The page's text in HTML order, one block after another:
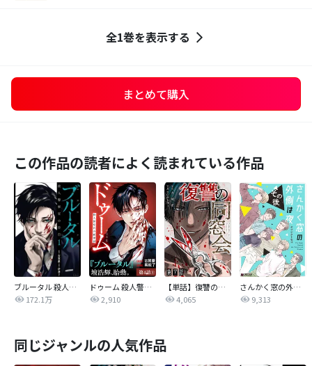
全1巻を表示する
まとめて購入
この作品の読者によく読まれている作品
ブルータル 殺人警察官の告白
172.1万
ドゥーム 殺人警察官の断罪録 分冊版
2,910
【単話】復讐の同窓会
4,065
さんかく窓の外側は夜
9,313
同じジャンルの人気作品